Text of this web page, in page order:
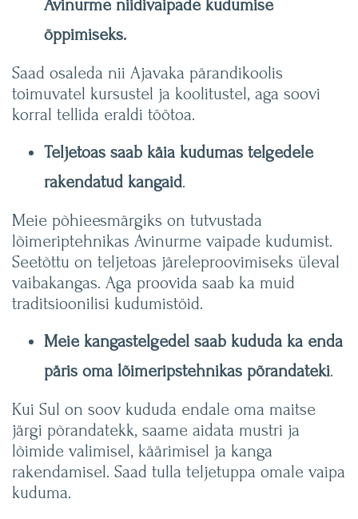
Avinurme niidivaipade kudumise
õppimiseks.
Saad osaleda nii Ajavaka pärandikoolis
toimuvatel kursustel ja koolitustel, aga soovi
korral tellida eraldi töötoa.
Teljetoas saab käia kudumas telgedele
rakendatud kangaid.
Meie põhieesmärgiks on tutvustada
lõimeriptehnikas Avinurme vaipade kudumist.
Seetõttu on teljetoas järeleproovimiseks üleval
vaibakangas. Aga proovida saab ka muid
traditsioonilisi kudumistöid.
Meie kangastelgedel saab kududa ka enda
päris oma lõimeripstehnikas põrandateki.
Kui Sul on soov kududa endale oma maitse
järgi põrandatekk, saame aidata mustri ja
lõimide valimisel, käärimisel ja kanga
rakendamisel. Saad tulla teljetuppa omale vaipa
kuduma.